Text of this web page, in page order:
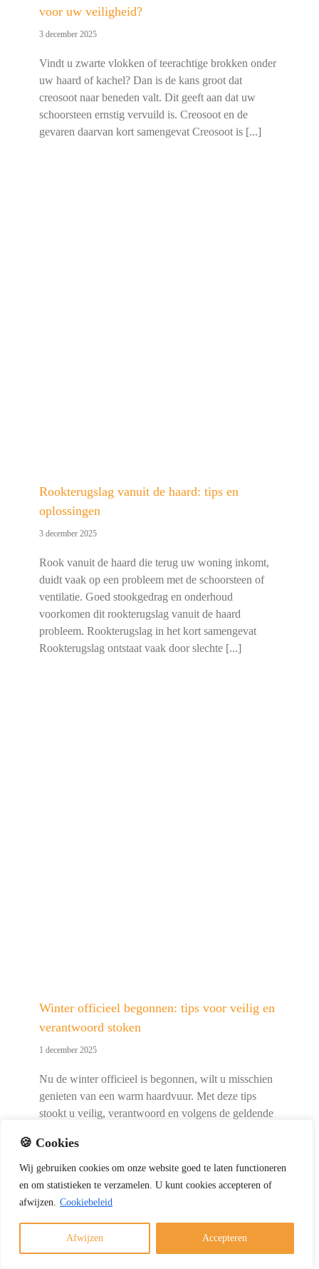
🍪 Cookies
Wij gebruiken cookies om onze website goed te laten functioneren
en om statistieken te verzamelen. U kunt cookies accepteren of
afwijzen. Cookiebeleid
Afwijzen Accepteren
voor uw veiligheid?
3 december 2025
Vindt u zwarte vlokken of teerachtige brokken onder
uw haard of kachel? Dan is de kans groot dat
creosoot naar beneden valt. Dit geeft aan dat uw
schoorsteen ernstig vervuild is. Creosoot en de
gevaren daarvan kort samengevat Creosoot is [...]
Rookterugslag vanuit de haard: tips en
oplossingen
3 december 2025
Rook vanuit de haard die terug uw woning inkomt,
duidt vaak op een probleem met de schoorsteen of
ventilatie. Goed stookgedrag en onderhoud
voorkomen dit rookterugslag vanuit de haard
probleem. Rookterugslag in het kort samengevat
Rookterugslag ontstaat vaak door slechte [...]
Winter officieel begonnen: tips voor veilig en
verantwoord stoken
1 december 2025
Nu de winter officieel is begonnen, wilt u misschien
genieten van een warm haardvuur. Met deze tips
stookt u veilig, verantwoord en volgens de geldende
Gebruik alleen droog en schoon hout Laat de [...]